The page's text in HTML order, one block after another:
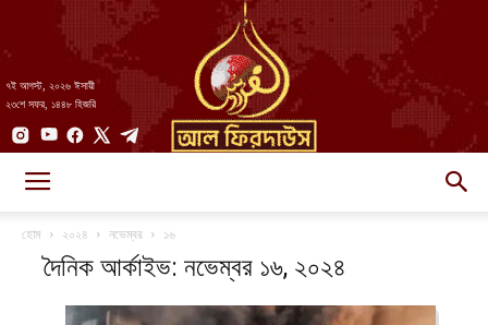
৭ই আগস্ট, ২০২৬ ঈসায়ী
২৩শে সফর, ১৪৪৮ হিজরি
হোম ২০২৪ নভেম্বর ১৬
দৈনিক আর্কাইভ: নভেম্বর ১৬, ২০২৪